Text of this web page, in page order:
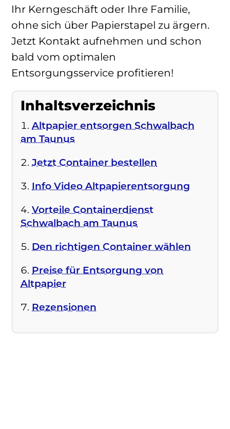
Ihr Kerngeschäft oder Ihre Familie,
ohne sich über Papierstapel zu ärgern.
Jetzt Kontakt aufnehmen und schon
bald vom optimalen
Entsorgungsservice profitieren!
Inhaltsverzeichnis
Altpapier entsorgen Schwalbach
am Taunus
Jetzt Container bestellen
Info Video Altpapierentsorgung
Vorteile Containerdienst
Schwalbach am Taunus
Den richtigen Container wählen
Preise für Entsorgung von
Altpapier
Rezensionen